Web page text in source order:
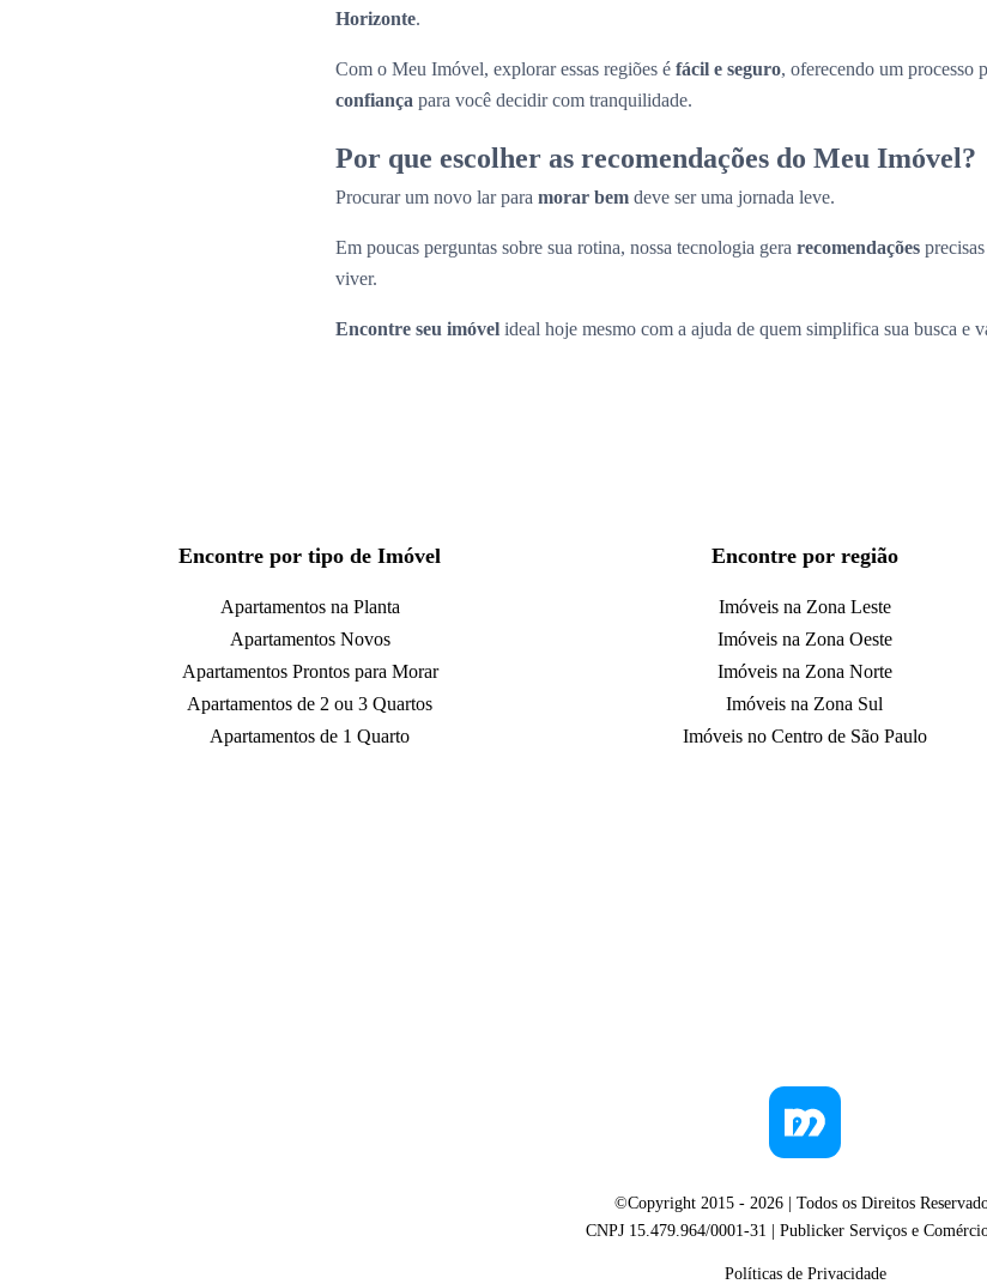
Horizonte.
Com o Meu Imóvel, explorar essas regiões é fácil e seguro, oferecendo um processo
confiança para você decidir com tranquilidade.
Por que escolher as recomendações do Meu Imóvel?
Procurar um novo lar para morar bem deve ser uma jornada leve.
Em poucas perguntas sobre sua rotina, nossa tecnologia gera recomendações
viver.
Encontre seu imóvel ideal hoje mesmo com a ajuda de quem simplifica sua busca e
Encontre por tipo de Imóvel
Apartamentos na Planta
Apartamentos Novos
Apartamentos Prontos para Morar
Apartamentos de 2 ou 3 Quartos
Apartamentos de 1 Quarto
Encontre por região
Imóveis na Zona Leste
Imóveis na Zona Oeste
Imóveis na Zona Norte
Imóveis na Zona Sul
Imóveis no Centro de São Paulo
©Copyright 2015 - 2026 | Todos os Direitos
CNPJ 15.479.964/0001-31 | Publicker Serviços e
Políticas de Privacidade